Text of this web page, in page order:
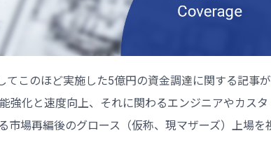
このほど実施した5億円の資金調達に関する記事が
強化と速度向上、それに関わるエンジニアやカスタ
市場再編後のグロース（仮称、現マザーズ）上場を